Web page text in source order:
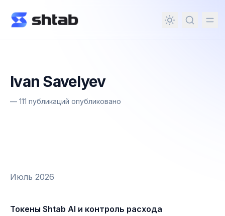
содержимому
Ivan Savelyev
— 111 публикаций опубликовано
Июль 2026
Токены Shtab AI и контроль расхода